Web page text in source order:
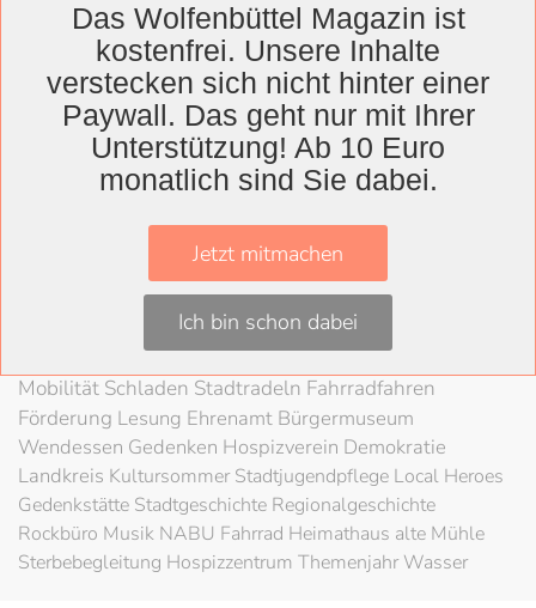
WolfenbüttelLandkreis
WolfenbüttelLessingtheater Ausstellung
Herzog August BibliothekNachhaltigkeit
KunstvereinMuseum
Braunschweigische LandschaftHABSchloss
80 Jahre KriegsendeLiteratur
SchöppenstedtUmweltschutzLAG Rock
Mobilität Schladen Stadtradeln Fahrradfahren
Förderung Lesung Ehrenamt Bürgermuseum
Wendessen Gedenken Hospizverein Demokratie
Landkreis KultursommerStadtjugendpflege Local Heroes
Gedenkstätte Stadtgeschichte Regionalgeschichte
Rockbüro Musik NABU Fahrrad Heimathaus alte Mühle
Sterbebegleitung Hospizzentrum Themenjahr Wasser
Das Wolfenbüttel Magazin ist
kostenfrei. Unsere Inhalte
verstecken sich nicht hinter einer
Paywall. Das geht nur mit Ihrer
Unterstützung! Ab 10 Euro
monatlich sind Sie dabei.
Jetzt mitmachen
Ich bin schon dabei